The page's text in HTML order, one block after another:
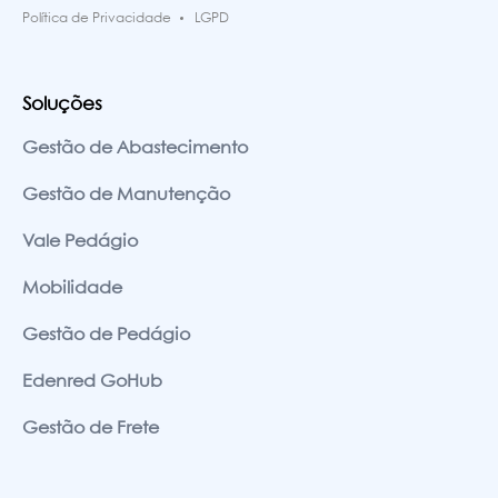
Política de Privacidade LGPD
Soluções
Gestão de Abastecimento
Gestão de Manutenção
Vale Pedágio
Mobilidade
Gestão de Pedágio
Edenred GoHub
Gestão de Frete